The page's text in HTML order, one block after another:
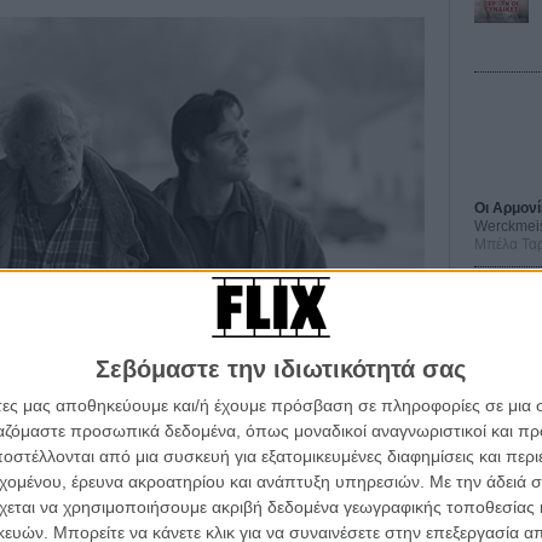
Σεβόμαστε την ιδιωτικότητά σας
μας αποθηκεύουμε και/ή έχουμε πρόσβαση σε πληροφορίες σε
προσωπικά δεδομένα, όπως μοναδικοί αναγνωριστικοί και
από μια συσκευή για εξατομικευμένες διαφημίσεις και
έρευνα ακροατηρίου και ανάπτυξη υπηρεσιών. Με την άδειά
να χρησιμοποιήσουμε ακριβή δεδομένα γεωγραφικής τοποθεσίας
Μπορείτε να κάνετε κλικ για να συναινέσετε στην επεξεργασία
οι δύο για τους ρόλους του στο «Nebraska» του
Οι
Μπέλα
Ψηλά
Tacones
Πέδρο
Ο